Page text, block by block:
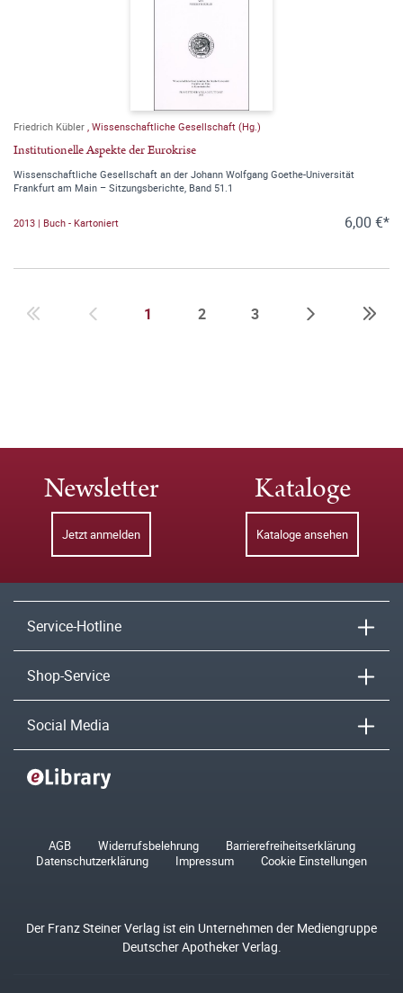
Friedrich Kübler , Wissenschaftliche Gesellschaft (Hg.)
Institutionelle Aspekte der Eurokrise
Wissenschaftliche Gesellschaft an der Johann Wolfgang Goethe-Universität
Frankfurt am Main – Sitzungsberichte, Band 51.1
2013 | Buch - Kartoniert 6,00 €*
1 2 3
Newsletter
Jetzt anmelden
Kataloge
Kataloge ansehen
Service-Hotline
Shop-Service
Social Media
AGB Widerrufsbelehrung
Barrierefreiheitserklärung
Datenschutzerklärung
Impressum Cookie Einstellungen
Der Franz Steiner Verlag ist ein Unternehmen der Mediengruppe
Deutscher Apotheker Verlag.